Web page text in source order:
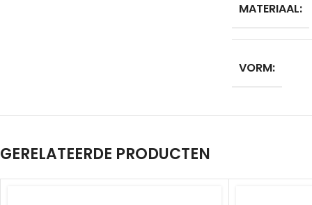
MATERIAAL:
VORM:
GERELATEERDE PRODUCTEN